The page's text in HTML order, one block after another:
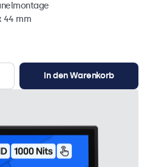
44 mm
In den Warenkorb